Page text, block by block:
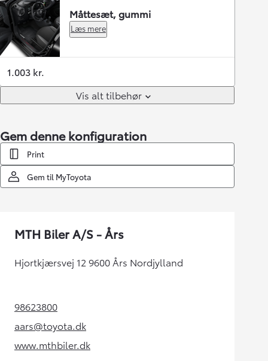
Måttesæt, gummi
Læs mere
1.003 kr.
Vis alt tilbehør
Gem denne konfiguration
Print
Gem til MyToyota
MTH Biler A/S - Års
Hjortkjærsvej 12 9600 Års Nordjylland
98623800(Opens in new tab)
aars@toyota.dk(Opens in new tab)
www.mthbiler.dk(Opens in new tab)